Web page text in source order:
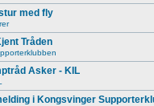
med fly
Tråden
Asker - KIL
i Kongsvinger